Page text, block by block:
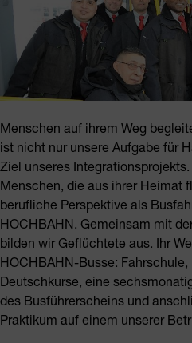
Menschen auf ihrem Weg
ist nicht nur unsere Aufgabe für
Ziel unseres
Menschen, die aus ihrer Heimat
berufliche Perspektive als
HOCHBAHN. Gemeinsam mit
bilden wir Geflüchtete aus. Ihr
HOCHBAHN-Busse:
Deutschkurse, eine
des Busführerscheins und
Praktikum auf einem unserer